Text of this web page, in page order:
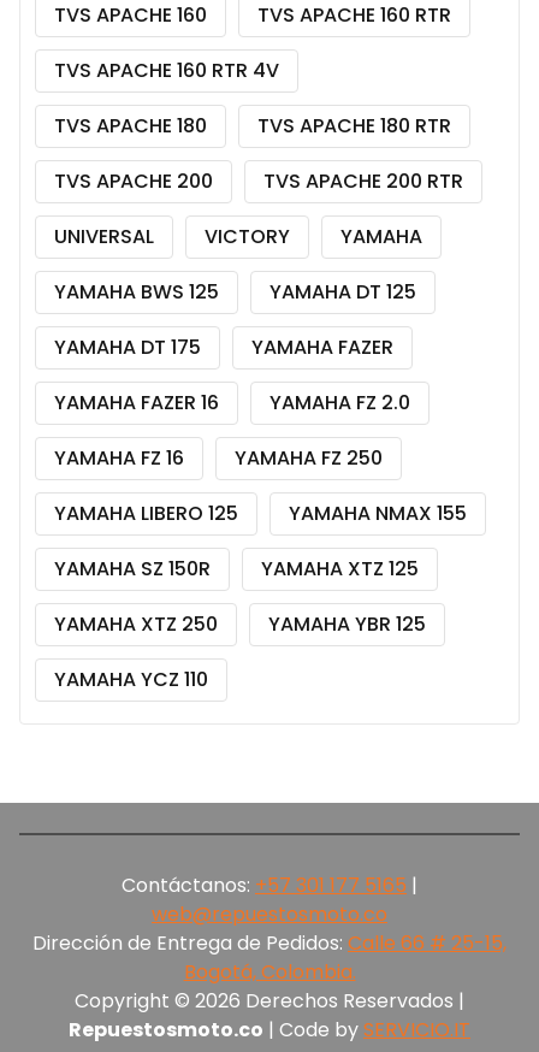
TVS APACHE 160
TVS APACHE 160 RTR
TVS APACHE 160 RTR 4V
TVS APACHE 180
TVS APACHE 180 RTR
TVS APACHE 200
TVS APACHE 200 RTR
UNIVERSAL
VICTORY
YAMAHA
YAMAHA BWS 125
YAMAHA DT 125
YAMAHA DT 175
YAMAHA FAZER
YAMAHA FAZER 16
YAMAHA FZ 2.0
YAMAHA FZ 16
YAMAHA FZ 250
YAMAHA LIBERO 125
YAMAHA NMAX 155
YAMAHA SZ 150R
YAMAHA XTZ 125
YAMAHA XTZ 250
YAMAHA YBR 125
YAMAHA YCZ 110
Contáctanos: +57 301 177 5165‬ |
web@repuestosmoto.co
Dirección de Entrega de Pedidos: Calle 66 # 25-15,
Bogotá, Colombia.
Copyright © 2026 Derechos Reservados |
Repuestosmoto.co | Code bySERVICIO.IT